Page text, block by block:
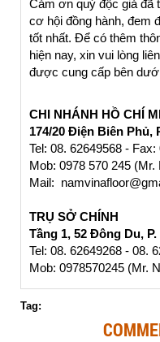
Cảm ơn quý độc giả đã
cơ hội đồng hành, đem
tốt nhất. Để có thêm
hiện nay, xin vui lòng
được cung cấp bên
CHI NHÁNH HỒ CHÍ
174/20 Điện Biên Phủ,
Tel: 08. 62649568 - Fax:
Mob: 0978 570 245 (Mr.
Mail:
TRỤ SỞ CHÍNH
Tầng 1, 52 Đông Du,
Tel: 08. 62649268 - 08.
Mob: 0978570245 (Mr.
Tag: